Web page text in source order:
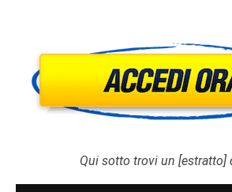
Qui sotto trovi un [estratto]